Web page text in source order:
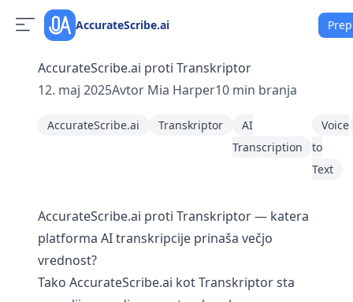
AccurateScribe.ai
AccurateScribe.ai proti Transkriptor
12. maj 2025Avtor Mia Harper10 min branja
AccurateScribe.ai Transkriptor
AI
Transcription
Voice
to
Text
AccurateScribe.ai proti Transkriptor — katera
platforma AI transkripcije prinaša večjo
vrednost?
Tako AccurateScribe.ai kot Transkriptor sta